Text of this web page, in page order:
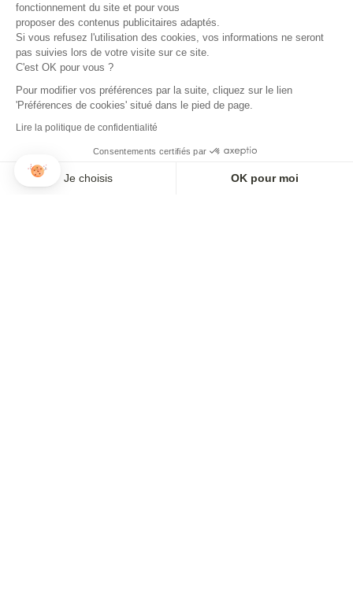
Paiement sécurisé
En 2, 3 ou 4 fois possible
INSTAGRAM
fonctionnement du site et pour vous
proposer des contenus publicitaires adaptés.
Si vous refusez l'utilisation des cookies, vos informations ne seront
pas suivies lors de votre visite sur ce site.
C'est OK pour vous ?
Pour modifier vos préférences par la suite, cliquez sur le lien
'Préférences de cookies' situé dans le pied de page.
Lire la politique de confidentialité
Consentements certifiés par
Je choisis OK pour moi